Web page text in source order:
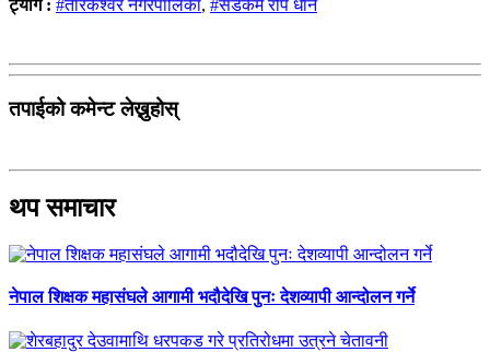
ट्याग : #तारकेश्वर नगरपालिका, #सडकमै रोपे धान
तपाईको कमेन्ट लेख्नुहोस्
थप समाचार
नेपाल शिक्षक महासंघले आगामी भदौदेखि पुनः देशव्यापी आन्दोलन गर्ने